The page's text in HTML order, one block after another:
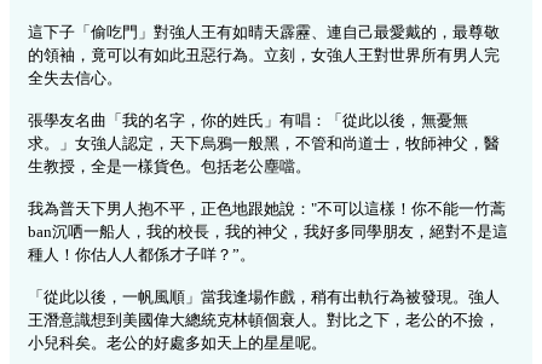
這下子「 偷吃門」對強人王有如晴天霹靂、連自己最愛戴的，最尊敬
的領袖，竟可以有如此丑惡行為。立刻，女強人王對世界所有男人完
全失去信心。
張學友名曲「我的名字，你的姓氏」有唱：「從此以後，無憂無
求。」女強人認定，天下烏鴉一般黑，不管和尚道士，牧師神父，醫
生教授，全是一樣貨色。包括老公塵噹。
我為普天下男人抱不平，正色地跟她說： "不可以這樣！你不能一竹蒿
ban沉哂一船人，我的校長，我的神父，我好多同學朋友， 絕對不是這
種人！你估人人都係才子咩？ ”。
「從此以後，一帆風順」當我逢場作戲，稍有出軌行為被發現。強人
王潛意識想到美國偉大總統克林頓個衰人。對比之下，老公的不撿，
小兒科矣。老公的好處多如天上的星星呢。